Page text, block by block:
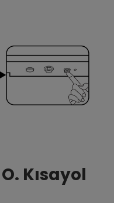
Kısayol